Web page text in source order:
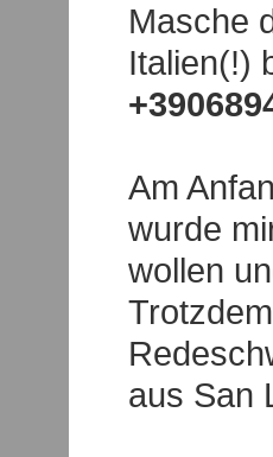
Masche
Italien(!)
Am
wurde
wollen
aus San